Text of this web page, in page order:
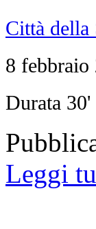
Città della
8 febbraio
Durata 30'
Leggi